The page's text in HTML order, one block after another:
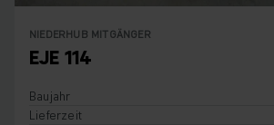
NIEDERHUB MITGÄNGER
EJE 114
Baujahr
Lieferzeit